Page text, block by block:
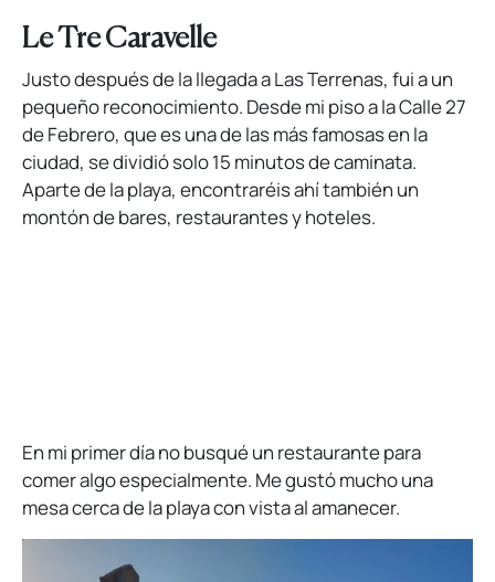
Le Tre Caravelle
Justo después de la llegada a Las Terrenas, fui a un
pequeño reconocimiento. Desde mi piso a la Calle 27
de Febrero, que es una de las más famosas en la
ciudad, se dividió solo 15 minutos de caminata.
Aparte de la playa, encontraréis ahí también un
montón de bares, restaurantes y hoteles.
En mi primer día no busqué un restaurante para
comer algo especialmente. Me gustó mucho una
mesa cerca de la playa con vista al amanecer.